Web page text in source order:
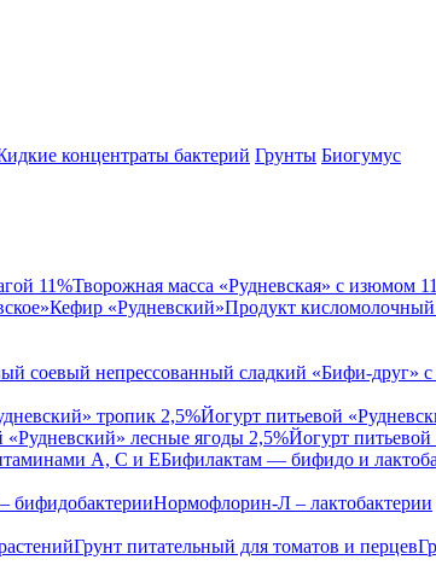
концентраты бактерий Грунты Биогумус
11%Творожная масса «Рудневская» с изюмом
Кефир «Рудневский»Продукт
соевый непрессованный сладкий «Бифи-друг»
тропик 2,5%Йогурт питьевой
«Рудневский» лесные ягоды 2,5%Йогурт питьевой
А, С и ЕБифилактам — бифидо и
бифидобактерииНормофлорин-Л – лактобактерии
Грунт питательный для томатов и перцев